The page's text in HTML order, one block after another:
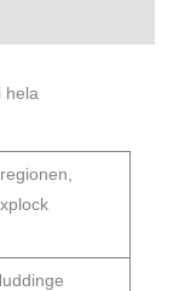
hela
I regionen,